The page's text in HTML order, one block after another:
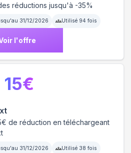
réductions jusqu'à -35%
31/12/2026 Utilisé 94 fois
l'offre
de réduction en téléchargeant
31/12/2026 Utilisé 38 fois
15€